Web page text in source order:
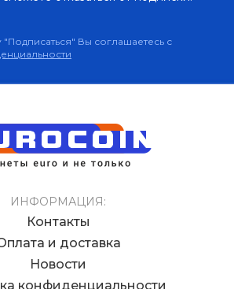
Вы соглашаетесь с
ИНФОРМАЦИЯ:
Контакты
и доставка
Новости
конфиденциальности